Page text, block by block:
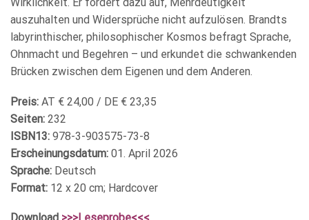
auszuhalten und Widersprüche nicht aufzulösen. Brandts
labyrinthischer, philosophischer Kosmos befragt Sprache,
Ohnmacht und Begehren – und erkundet die schwankenden
Brücken zwischen dem Eigenen und dem Anderen.
Preis: AT € 24,00 / DE € 23,35
Seiten: 232
ISBN13: 978-3-903575-73-8
Erscheinungsdatum: 01. April 2026
Sprache: Deutsch
Format: 12 x 20 cm; Hardcover